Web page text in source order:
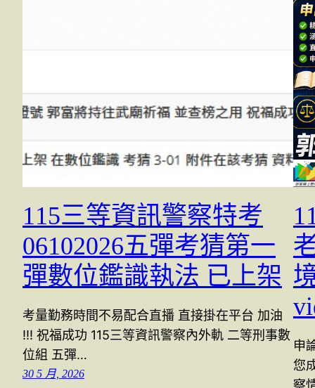
115三等資訊警察特考
06102026五彈考猜第一
彈數位鑑識執法 已上架
考量勤務時間不易配合直播 直接掛在平台 加油
!!! 祝福成功 115三等資訊警察內外軌 二等刑事數
位組 五彈…
30 5 月, 2026
申
您
察